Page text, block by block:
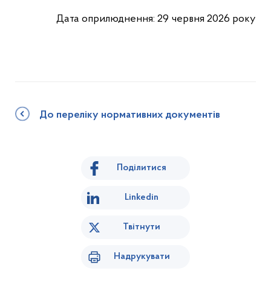
Дата оприлюднення: 29 червня 2026 року
До переліку нормативних документів
Поділитися
Linkedin
Твітнути
Надрукувати